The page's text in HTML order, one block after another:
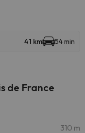
41 km 54 min
de France
310 m